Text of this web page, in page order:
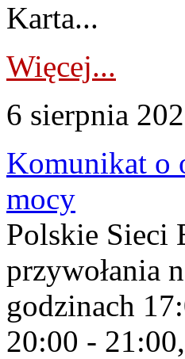
Karta...
Więcej...
6 sierpnia
Komunikat o
mocy
Polskie Sieci
przywołania
godzinach
20:00 -